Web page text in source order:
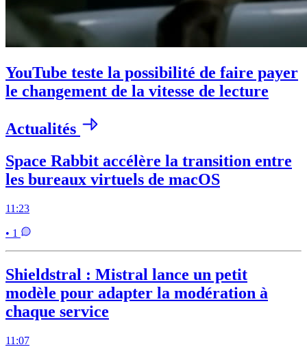
YouTube teste la possibilité de faire payer
le changement de la vitesse de lecture
Actualités
Space Rabbit accélère la transition entre
les bureaux virtuels de macOS
11:23
• 1
Shieldstral : Mistral lance un petit
modèle pour adapter la modération à
chaque service
11:07